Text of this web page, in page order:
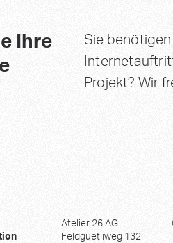
Ihre
Sie
Projekt? Wir
Atelier 26 AG
Feldgüetliweg 132